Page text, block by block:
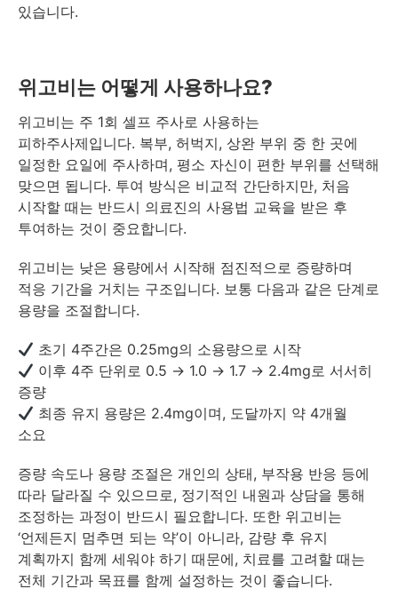
있습니다.
위고비는 어떻게 사용하나요?
위고비는 주 1회 셀프 주사로 사용하는
피하주사제입니다. 복부, 허벅지, 상완 부위 중 한 곳에
일정한 요일에 주사하며, 평소 자신이 편한 부위를 선택해
맞으면 됩니다. 투여 방식은 비교적 간단하지만, 처음
시작할 때는 반드시 의료진의 사용법 교육을 받은 후
투여하는 것이 중요합니다.
위고비는 낮은 용량에서 시작해 점진적으로 증량하며
적응 기간을 거치는 구조입니다. 보통 다음과 같은 단계로
용량을 조절합니다.
초기 4주간은 0.25mg의 소용량으로 시작
이후 4주 단위로 0.5 → 1.0 → 1.7 → 2.4mg로 서서히
증량
최종 유지 용량은 2.4mg이며, 도달까지 약 4개월
소요
증량 속도나 용량 조절은 개인의 상태, 부작용 반응 등에
따라 달라질 수 있으므로, 정기적인 내원과 상담을 통해
조정하는 과정이 반드시 필요합니다. 또한 위고비는
‘언제든지 멈추면 되는 약’이 아니라, 감량 후 유지
계획까지 함께 세워야 하기 때문에, 치료를 고려할 때는
전체 기간과 목표를 함께 설정하는 것이 좋습니다.